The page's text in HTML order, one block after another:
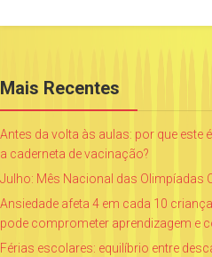
Mais Recentes
Antes da volta às aulas: por que este
a caderneta de vacinação?
Julho: Mês Nacional das Olimpíadas
Ansiedade afeta 4 em cada 10
pode comprometer aprendizagem e
Férias escolares: equilíbrio entre